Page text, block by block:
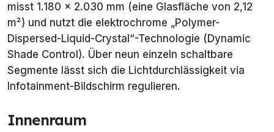
misst 1.180 x 2.030 mm (eine Glasfläche von 2,12
m²) und nutzt die elektrochrome „Polymer-
Dispersed-Liquid-Crystal“-Technologie (Dynamic
Shade Control). Über neun einzeln schaltbare
Segmente lässt sich die Lichtdurchlässigkeit via
Infotainment-Bildschirm regulieren.
Innenraum